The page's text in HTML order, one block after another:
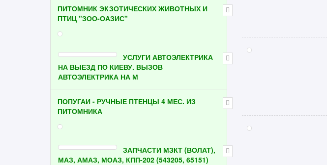
ПИТОМНИК ЭКЗОТИЧЕСКИХ ЖИВОТНЫХ И
ПТИЦ "ЗОО-ОАЗИС"
УСЛУГИ АВТОЭЛЕКТРИКА
НА ВЫЕЗД ПО КИЕВУ. ВЫЗОВ
АВТОЭЛЕКТРИКА НА М
ПОПУГАИ - РУЧНЫЕ ПТЕНЦЫ 4 МЕС. ИЗ
ПИТОМНИКА
ЗАПЧАСТИ МЗКТ (ВОЛАТ),
МАЗ, АМАЗ, МОАЗ, КПП-202 (543205, 65151)